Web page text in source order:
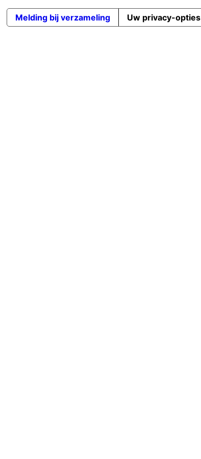
Melding bij verzameling Uw privacy-opties